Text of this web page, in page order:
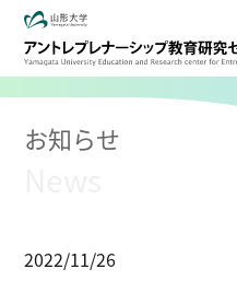
Skip
content
お知らせ
2022/11/26